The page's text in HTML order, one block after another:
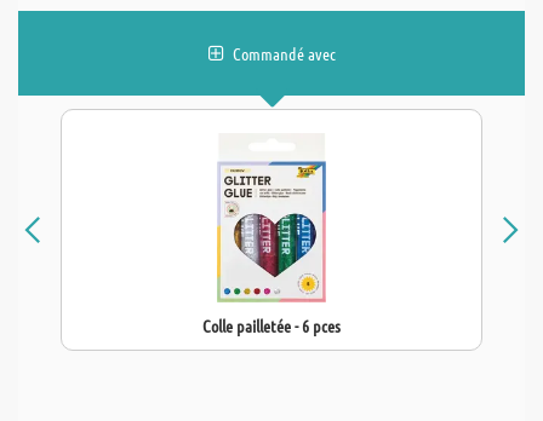
Commandé avec
Colle pailletée - 6 pces